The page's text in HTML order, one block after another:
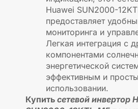
Huawei SUN2000-
предоставляет
мониторинга и
Легкая интеграция с
компонентами
энергетической
эффективным и
использовании.
Купить сетевой инвертор